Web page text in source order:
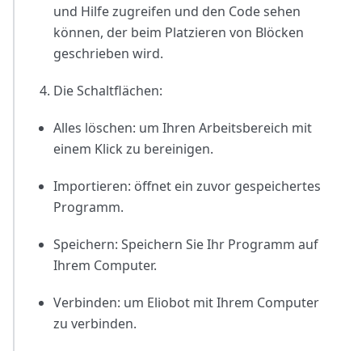
und Hilfe zugreifen und den Code sehen
können, der beim Platzieren von Blöcken
geschrieben wird.
Die Schaltflächen:
Alles löschen: um Ihren Arbeitsbereich mit
einem Klick zu bereinigen.
Importieren: öffnet ein zuvor gespeichertes
Programm.
Speichern: Speichern Sie Ihr Programm auf
Ihrem Computer.
Verbinden: um Eliobot mit Ihrem Computer
zu verbinden.